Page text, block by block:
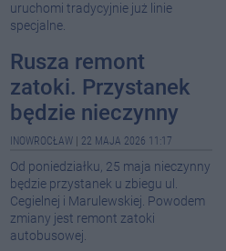
uruchomi tradycyjnie już linie
specjalne.
Rusza remont
zatoki. Przystanek
będzie nieczynny
INOWROCŁAW 22 MAJA 2026 11:17
Od poniedziałku, 25 maja nieczynny
będzie przystanek u zbiegu ul.
Cegielnej i Marulewskiej. Powodem
zmiany jest remont zatoki
autobusowej.